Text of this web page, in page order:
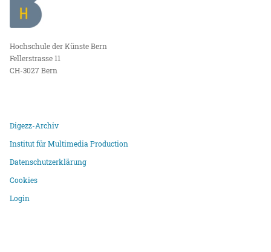
Hochschule der Künste Bern
Fellerstrasse 11
CH-3027 Bern
Digezz-Archiv
Institut für Multimedia Production
Datenschutzerklärung
Cookies
Login